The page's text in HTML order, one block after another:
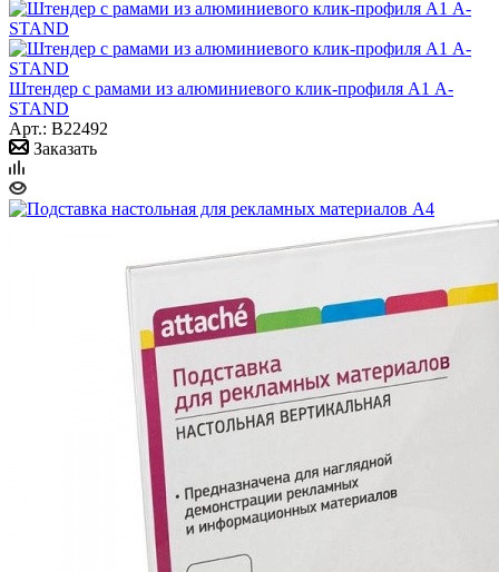
Штендер с рамами из алюминиевого клик-профиля А1 A-
STAND
Арт.: B22492
Заказать